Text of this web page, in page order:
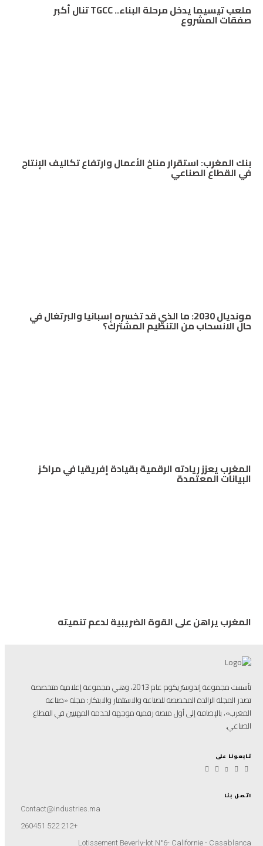
ملعب تيسيما يدخل مرحلة البناء.. TGCC تنال أكبر
صفقات المشروع
بنك المغرب: استقرار مناخ الأعمال وارتفاع تكاليف الإنتاج
في القطاع الصناعي
مونديال 2030: ما الذي قد تخسره إسبانيا والبرتغال في
حال الانسحاب من التنظيم المشترك؟
المغرب يعزز ريادته الرقمية بقيادة إفريقيا في مراكز
البيانات المعتمدة
المغرب يراهن على القوة الضريبية لدعم تنميته
اتصل بنا
Contact@industries.ma
+212 522 260451
Lotissement Beverly-lot N°6- Californie - Casablanca
تأسست مجموعة إندوستريكوم عام 2013، وهي مجموعة إعلامية متخصصة
تصدر المجلة الرائدة المخصصة للصناعة والاستثمار والابتكار: مجلة «صناعة
المغرب»، بالإضافة إلى أول منصة رقمية موجهة لخدمة المهنيين في القطاع
الصناعي.
تابعونا على